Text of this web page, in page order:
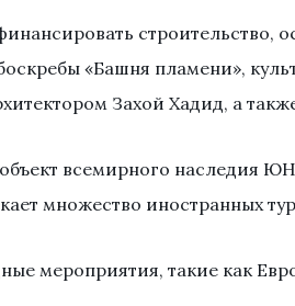
строительство,
«Башня пламени»,
Захой Хадид, а
всемирного наследия
множество иностранных
мероприятия, такие как